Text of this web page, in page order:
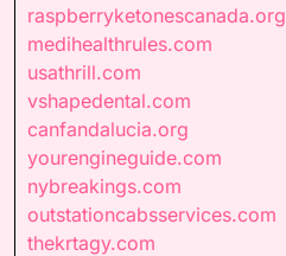
raspberryketonescanada.org
medihealthrules.com
usathrill.com
vshapedental.com
canfandalucia.org
yourengineguide.com
nybreakings.com
outstationcabsservices.com
thekrtagy.com